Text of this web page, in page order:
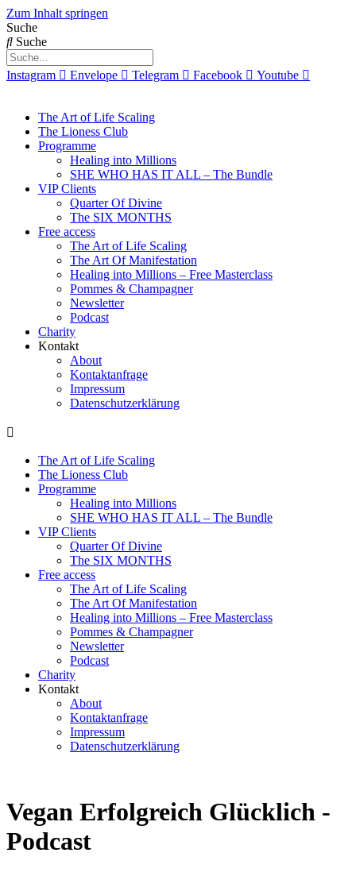
Zum Inhalt springen
Suche
Suche
Instagram Envelope Telegram Facebook Youtube
The Art of Life Scaling
The Lioness Club
Programme
Healing into Millions
SHE WHO HAS IT ALL – The Bundle
VIP Clients
Quarter Of Divine
The SIX MONTHS
Free access
The Art of Life Scaling
The Art Of Manifestation
Healing into Millions – Free Masterclass
Pommes & Champagner
Newsletter
Podcast
Charity
Kontakt
About
Kontaktanfrage
Impressum
Datenschutzerklärung
The Art of Life Scaling
The Lioness Club
Programme
Healing into Millions
SHE WHO HAS IT ALL – The Bundle
VIP Clients
Quarter Of Divine
The SIX MONTHS
Free access
The Art of Life Scaling
The Art Of Manifestation
Healing into Millions – Free Masterclass
Pommes & Champagner
Newsletter
Podcast
Charity
Kontakt
About
Kontaktanfrage
Impressum
Datenschutzerklärung
Vegan Erfolgreich Glücklich -
Podcast